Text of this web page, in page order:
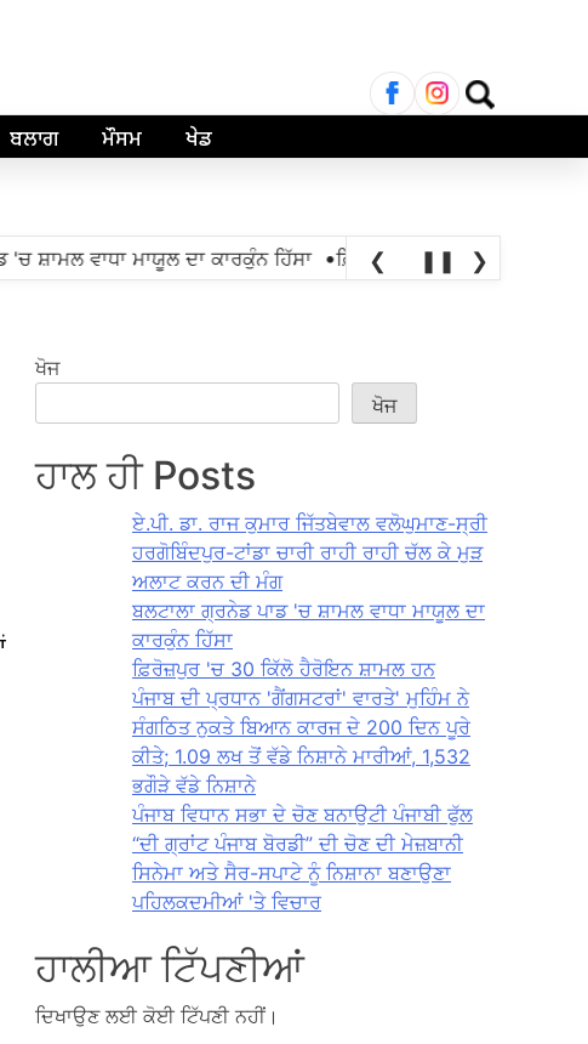
ਲਈ
ਖੋਜ:
ਬਲਾਗ ਮੌਸਮ ਖੇਡ
ਵਾਧਾ ਮਾਯੂਲ ਦਾ ਕਾਰਕੁੰਨ ਹਿੱਸਾ •ਫ਼ਿਰੋਜ਼ਪੁਰ 'ਚ 30 ਕਿੱਲੋ ਹੈਰੋਇਨ ਸ਼ਾਮਲ
❮ ❚❚ ❯
ਖੋਜ
ਖੋਜ
ਹਾਲ ਹੀ Posts
ਏ.ਪੀ. ਡਾ. ਰਾਜ ਕੁਮਾਰ ਜਿੱਤਬੇਵਾਲ ਵਲੋਘੁਮਾਣ-ਸ੍ਰੀ
ਹਰਗੋਬਿੰਦਪੁਰ-ਟਾਂਡਾ ਚਾਰੀ ਰਾਹੀ ਰਾਹੀ ਚੱਲ ਕੇ ਮੁੜ
ਅਲਾਟ ਕਰਨ ਦੀ ਮੰਗ
ਬਲਟਾਲਾ ਗ੍ਰਨੇਡ ਪਾਡ 'ਚ ਸ਼ਾਮਲ ਵਾਧਾ ਮਾਯੂਲ ਦਾ
ਕਾਰਕੁੰਨ ਹਿੱਸਾ
ਫ਼ਿਰੋਜ਼ਪੁਰ 'ਚ 30 ਕਿੱਲੋ ਹੈਰੋਇਨ ਸ਼ਾਮਲ ਹਨ
ਪੰਜਾਬ ਦੀ ਪ੍ਰਧਾਨ 'ਗੈਂਗਸਟਰਾਂ' ਵਾਰਤੇ' ਮੁਹਿੰਮ ਨੇ
ਸੰਗਠਿਤ ਨੁਕਤੇ ਬਿਆਨ ਕਾਰਜ ਦੇ 200 ਦਿਨ ਪੂਰੇ
ਕੀਤੇ; 1.09 ਲਖ ਤੋਂ ਵੱਡੇ ਨਿਸ਼ਾਨੇ ਮਾਰੀਆਂ, 1,532
ਭਗੌੜੇ ਵੱਡੇ ਨਿਸ਼ਾਨੇ
ਪੰਜਾਬ ਵਿਧਾਨ ਸਭਾ ਦੇ ਚੋਣ ਬਨਾਉਟੀ ਪੰਜਾਬੀ ਫੁੱਲ
“ਦੀ ਗ੍ਰਾਂਟ ਪੰਜਾਬ ਬੋਰਡੀ” ਦੀ ਚੋਣ ਦੀ ਮੇਜ਼ਬਾਨੀ
ਸਿਨੇਮਾ ਅਤੇ ਸੈਰ-ਸਪਾਟੇ ਨੂੰ ਨਿਸ਼ਾਨਾ ਬਣਾਉਣਾ
ਪਹਿਲਕਦਮੀਆਂ 'ਤੇ ਵਿਚਾਰ
ਹਾਲੀਆ ਟਿੱਪਣੀਆਂ
ਦਿਖਾਉਣ ਲਈ ਕੋਈ ਟਿੱਪਣੀ ਨਹੀਂ।